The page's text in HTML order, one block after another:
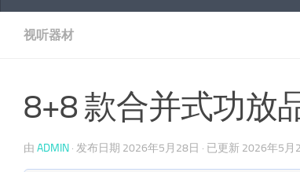
视听器材
8+8 款合并式功放
由 ADMIN · 发布日期 2026年5月28日 · 已更新 2026年5月